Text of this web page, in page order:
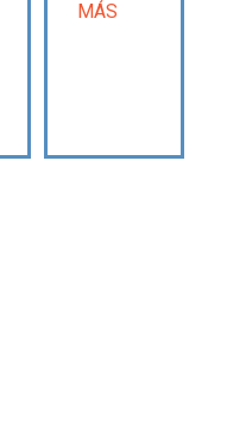
MÁS